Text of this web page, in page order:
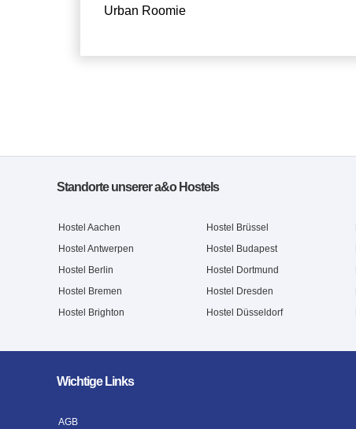
Urban Roomie
Standorte unserer a&o Hostels
Hostel Aachen
Hostel Antwerpen
Hostel Berlin
Hostel Bremen
Hostel Brighton
Hostel Brüssel
Hostel Budapest
Hostel Dortmund
Hostel Dresden
Hostel Düsseldorf
Wichtige Links
AGB